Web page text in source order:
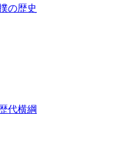
の歴史
代横綱